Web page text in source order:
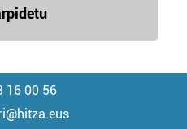
16 00 56